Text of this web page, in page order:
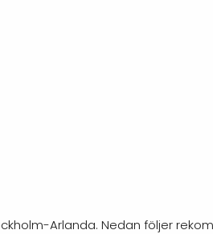
Arlanda. Nedan följer